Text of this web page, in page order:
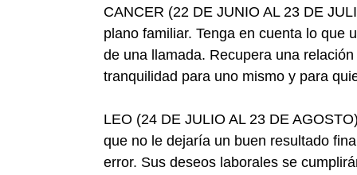
CANCER (22 DE JUNIO AL 23 DE
plano familiar. Tenga en cuenta lo que
de una llamada. Recupera una
tranquilidad para uno mismo y para
LEO (24 DE JULIO AL 23 DE
que no le dejaría un buen resultado
error. Sus deseos laborales se